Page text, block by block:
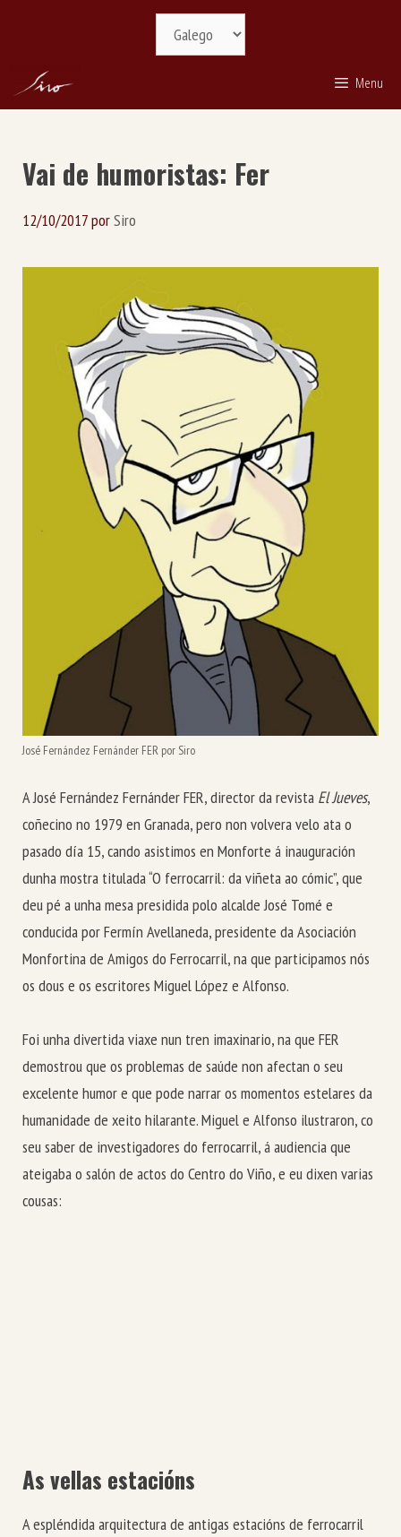
Menu
Vai de humoristas: Fer
12/10/2017porSiro
José Fernández Fernánder FER por Siro
A José Fernández Fernánder FER, director da revista El Jueves,
coñecino no 1979 en Granada, pero non volvera velo ata o
pasado día 15, cando asistimos en Monforte á inauguración
dunha mostra titulada “O ferrocarril: da viñeta ao cómic”, que
deu pé a unha mesa presidida polo alcalde José Tomé e
conducida por Fermín Avellaneda, presidente da Asociación
Monfortina de Amigos do Ferrocarril, na que participamos nós
os dous e os escritores Miguel López e Alfonso.
Foi unha divertida viaxe nun tren imaxinario, na que FER
demostrou que os problemas de saúde non afectan o seu
excelente humor e que pode narrar os momentos estelares da
humanidade de xeito hilarante. Miguel e Alfonso ilustraron, co
seu saber de investigadores do ferrocarril, á audiencia que
ateigaba o salón de actos do Centro do Viño, e eu dixen varias
cousas:
As vellas estacións
A espléndida arquitectura de antigas estacións de ferrocarril